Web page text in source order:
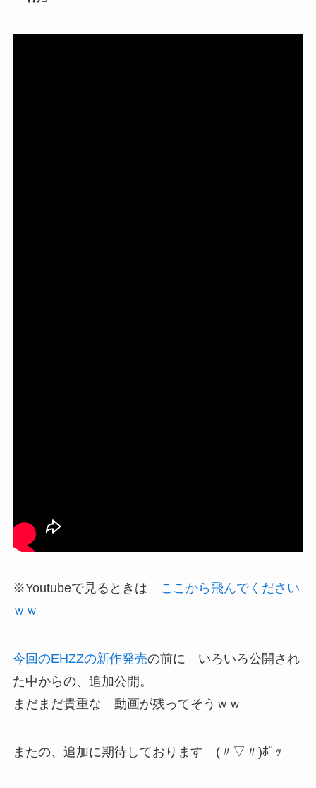
※Youtubeで見るときは
ここから飛んでください
ｗｗ
今回のEHZZの新作発売の前に いろいろ公開され
た中からの、追加公開。
まだまだ貴重な 動画が残ってそうｗｗ
またの、追加に期待しております (〃▽〃)ﾎﾟｯ